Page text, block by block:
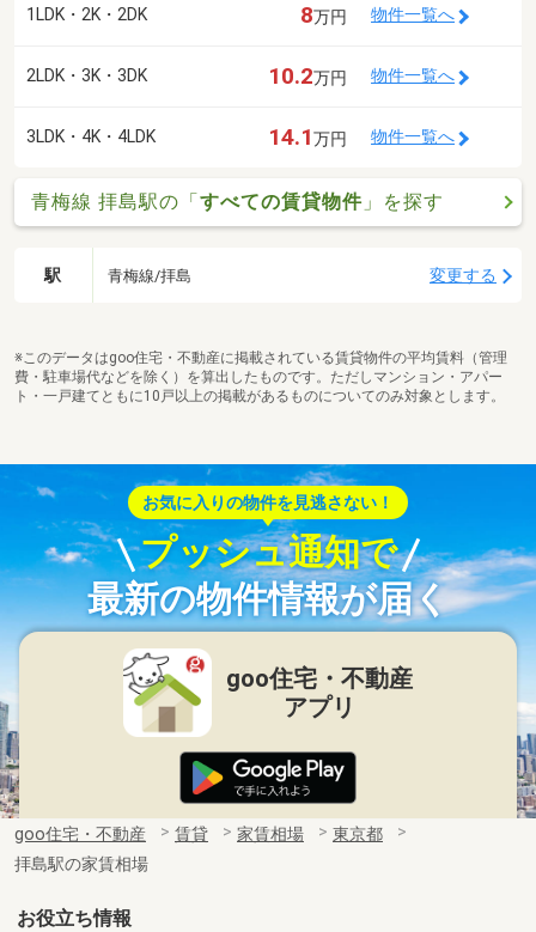
1LDK・2K・2DK 8万円 物件一覧へ
2LDK・3K・3DK 10.2万円 物件一覧へ
3LDK・4K・4LDK 14.1万円 物件一覧へ
青梅線 拝島駅の「すべての賃貸物件 」を探す
駅 青梅線/拝島 変更する
※このデータはgoo住宅・不動産に掲載されている賃貸物件の平均賃料（管理
費・駐車場代などを除く）を算出したものです。ただしマンション・アパー
ト・一戸建てともに10戸以上の掲載があるものについてのみ対象とします。
お気に入りの物件を見逃さない！
プッシュ通知で
最新の物件情報が届く
goo住宅・不動産
アプリ
goo住宅・不動産 賃貸 家賃相場
東京都
拝島駅の家賃相場
お役立ち情報